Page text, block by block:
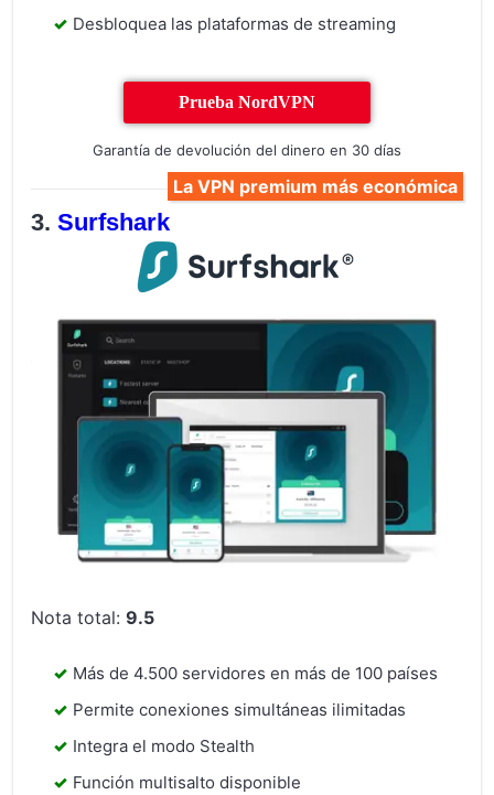
Desbloquea las plataformas de streaming
Prueba NordVPN
Garantía de devolución del dinero en 30 días
La VPN premium más económica
Surfshark
Nota total:9.5
Más de 4.500 servidores en más de 100 países
Permite conexiones simultáneas ilimitadas
Integra el modo Stealth
Función multisalto disponible